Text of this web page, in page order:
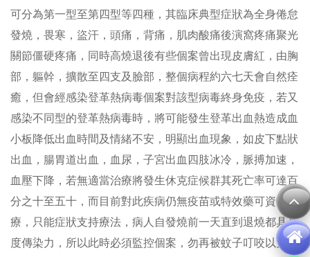
可分為第一型至第四型等四種，其臨床典型症狀為全身倦怠
發燒，畏寒，盜汗，頭痛，背痛，肌肉酸痛後演窩疼痛聚光
關節僵硬疼痛，同時高燒退後有些個案曾出現皮膚紅，由胸
部，軀幹，擴散至四支及臉部，整個病程約六七天會自然痊
癒，但會經感染登革熱病毒個案對該型病毒終身免疫，若又
感染不同型的登革熱病毒時，將可能發生登革出血熱造成血
小板降低出血時間及情緒不安，明顯出血現象，如皮下點狀
出血，腸胃道出血，血尿，子宮出血四肢冰冷，脈搏加速，
血壓下降，若無適當治療將發生休克症候群其死亡率可達百
分之十至五十，而目前對此疾病仍無疫苗或特效藥可資治
療，只能症狀支持療法，病人自發燒前一天直到退燒都具高
度傳染力，所以此時必須監控個案，勿再被蚊子叮咬以免再